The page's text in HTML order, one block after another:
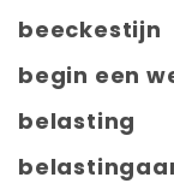
beeckestijn
begin een
belasting